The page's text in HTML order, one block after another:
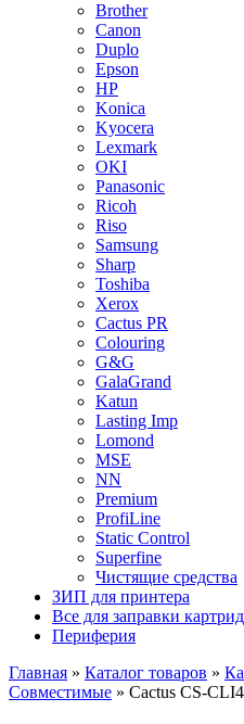
Brother
Canon
Duplo
Epson
HP
Konica
Kyocera
Lexmark
OKI
Panasonic
Ricoh
Riso
Samsung
Sharp
Toshiba
Xerox
Cactus PR
Colouring
G&G
GalaGrand
Katun
Lasting Imp
Lomond
MSE
NN
Premium
ProfiLine
Static Control
Superfine
Чистящие средства
ЗИП для принтера
Все для заправки
Периферия
Главная » Каталог товаров »
Совместимые » Cactus CS-